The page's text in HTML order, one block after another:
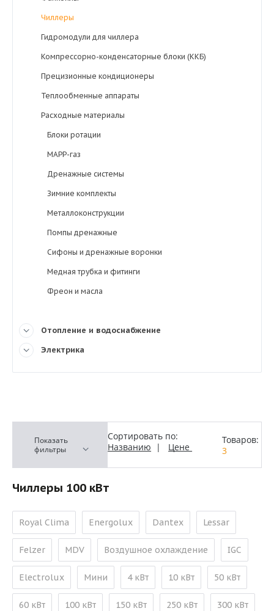
Чиллеры
Гидромодули для чиллера
Компрессорно-конденсаторные блоки (ККБ)
Прецизионные кондиционеры
Теплообменные аппараты
Расходные материалы
Блоки ротации
MAPP-газ
Дренажные системы
Зимние комплекты
Металлоконструкции
Помпы дренажные
Сифоны и дренажные воронки
Медная трубка и фитинги
Фреон и масла
Отопление и водоснабжение
Электрика
Показать
фильтры
Сортировать по:
Названию | Цене
Товаров:
3
Чиллеры 100 кВт
Royal Clima Energolux Dantex Lessar
Felzer MDV Воздушное охлаждение IGC
Electrolux Мини 4 кВт 10 кВт 50 кВт
60 кВт 100 кВт 150 кВт 250 кВт 300 кВт